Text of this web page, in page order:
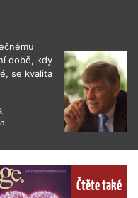
době, kdy
se kvalita
Čtěte také